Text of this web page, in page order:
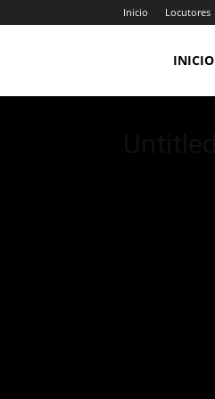
Inicio Locutores
INICIO